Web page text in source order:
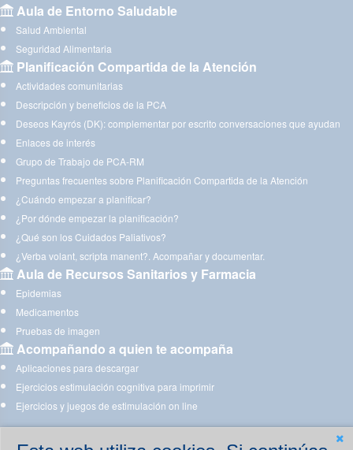
Aula de Entorno Saludable
Salud Ambiental
Seguridad Alimentaria
Planificación Compartida de la Atención
Actividades comunitarias
Descripción y beneficios de la PCA
Deseos Kayrós (DK): complementar por escrito conversaciones que ayudan
Enlaces de interés
Grupo de Trabajo de PCA-RM
Preguntas frecuentes sobre Planificación Compartida de la Atención
¿Cuándo empezar a planificar?
¿Por dónde empezar la planificación?
¿Qué son los Cuidados Paliativos?
¿Verba volant, scripta manent?. Acompañar y documentar.
Aula de Recursos Sanitarios y Farmacia
Epidemias
Medicamentos
Pruebas de imagen
Acompañando a quien te acompaña
Aplicaciones para descargar
Ejercicios estimulación cognitiva para imprimir
Ejercicios y juegos de estimulación on line